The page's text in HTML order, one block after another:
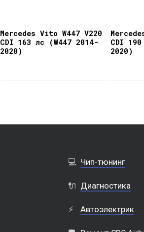
Mercedes Vito W447 V220
CDI 163 лс (W447 2014-
2020)
CDI
2020)
💻 Чип-тюнинг
🔌 Диагностика
⚡ Автоэлектрик